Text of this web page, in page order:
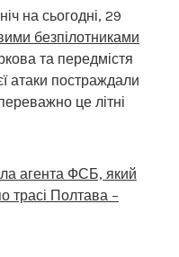
на сьогодні, 29
безпілотниками
та передмістя
атаки постраждали
це літні
агента ФСБ, який
трасі Полтава –